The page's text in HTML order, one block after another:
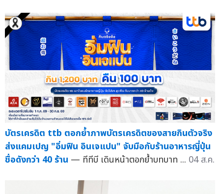
บัตรเครดิต ttb ตอกย้ำภาพบัตรเครดิตของสายกินตัวจริง
ส่งแคมเปญ "อิ่มฟิน อินเจแปน" จับมือกับร้านอาหารญี่ปุ่น
ชื่อดังกว่า 40 ร้าน — ทีทีบี เดินหน้าตอกย้ำบทบาท ... 04 ส.ค.